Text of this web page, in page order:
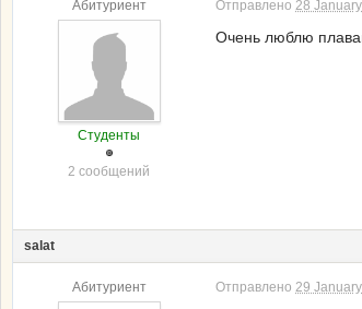
Абитуриент
Студенты
2 сообщений
Отправлено 28
Очень люблю
salat
Абитуриент Отправлено 29